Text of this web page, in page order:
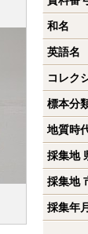
和名
英語名
コレク
標本分
地質時
採集地
採集地
採集年